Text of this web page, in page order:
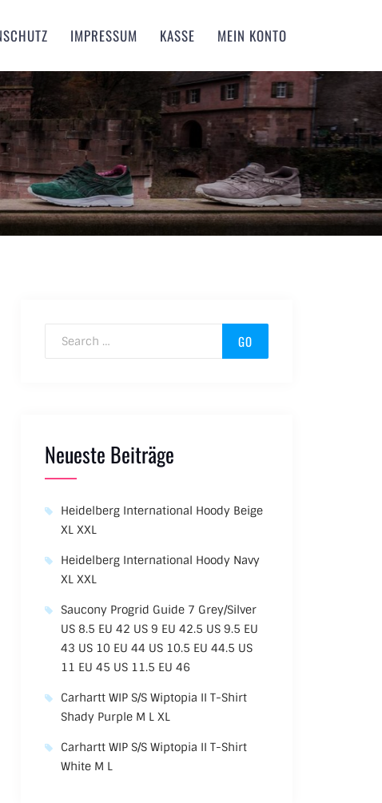
IMPRESSUM KASSE MEIN KONTO
Search for:
Neueste Beiträge
Heidelberg International Hoody Beige
XL XXL
Heidelberg International Hoody Navy
XL XXL
Saucony Progrid Guide 7 Grey/Silver
US 8.5 EU 42 US 9 EU 42.5 US 9.5 EU
43 US 10 EU 44 US 10.5 EU 44.5 US
11 EU 45 US 11.5 EU 46
Carhartt WIP S/S Wiptopia II T-Shirt
Shady Purple M L XL
Carhartt WIP S/S Wiptopia II T-Shirt
White M L